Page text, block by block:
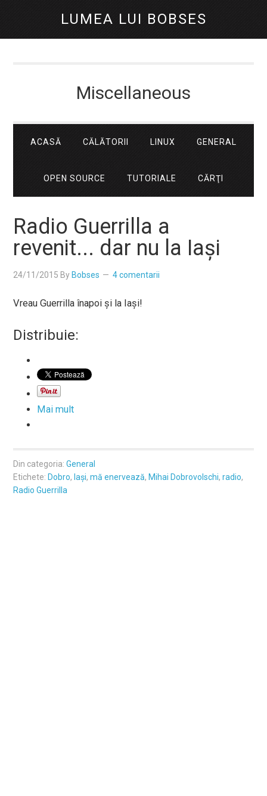
LUMEA LUI BOBSES
Miscellaneous
ACASĂ CĂLĂTORII LINUX GENERAL
OPEN SOURCE TUTORIALE CĂRŢI
Radio Guerrilla a
revenit... dar nu la Iași
24/11/2015 By Bobses 4 comentarii
Vreau Guerrilla înapoi și la Iași!
Distribuie:
Mai mult
Din categoria:General
Etichete: Dobro, Iași,mă enervează, Mihai Dobrovolschi,radio,
Radio Guerrilla